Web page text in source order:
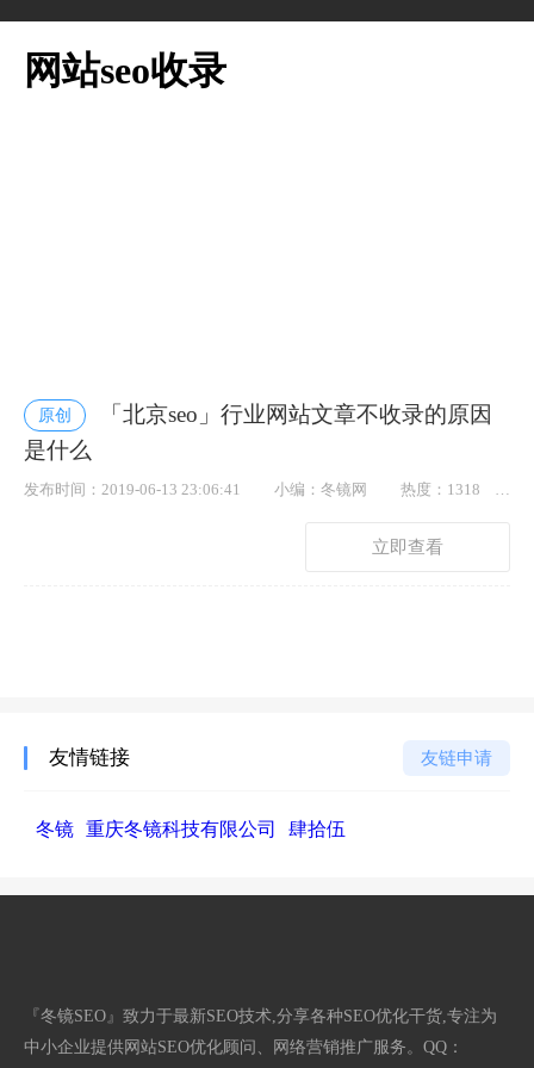
网站seo收录
原创
「北京seo」行业网站文章不收录的原因
是什么
发布时间：2019-06-13 23:06:41 小编：冬镜网
热度：1318
立即查看
友情链接 友链申请
冬镜 重庆冬镜科技有限公司 肆拾伍
『冬镜SEO』致力于最新SEO技术,分享各种SEO优化干货,专注为
中小企业提供网站SEO优化顾问、网络营销推广服务。QQ：